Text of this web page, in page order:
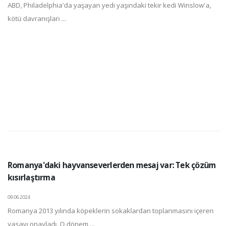
ABD, Philadelphia'da yaşayan yedi yaşındaki tekir kedi Winslow'a,
kötü davranışları ...
Romanya'daki hayvanseverlerden mesaj var: Tek çözüm
kısırlaştırma
09.06.2024
Romanya 2013 yılında köpeklerin sokaklardan toplanmasını içeren
yasayı onayladı. O dönem ...